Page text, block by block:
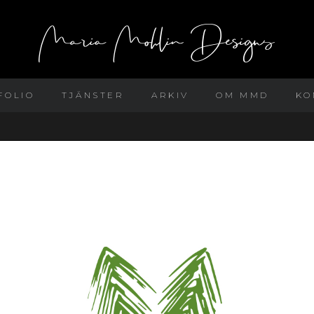
TJÄNSTER ARKIV OM MMD